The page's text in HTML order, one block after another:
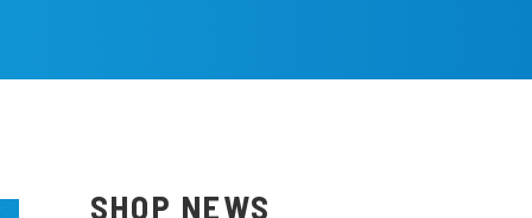
SHOP NEWS